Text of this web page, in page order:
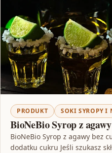
PRODUKT SOKI SYROPY I
BioNeBio Syrop z
BioNeBio Syrop z agawy bez
dodatku cukru Jeśli szukasz